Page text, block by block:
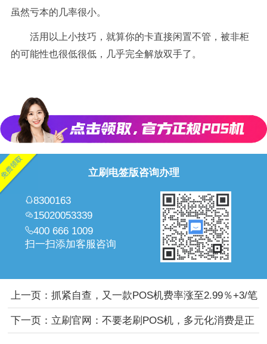
虽然亏本的几率很小。
活用以上小技巧，就算你的卡直接闲置不管，被非柜
的可能性也很低很低，几乎完全解放双手了。
立刷电签版咨询办理
8300163
15020053339
400 666 1009
扫一扫添加客服咨询
上一页： 抓紧自查，又一款POS机费率涨至2.99％+3/笔
＋99元服务费
下一页： 立刷官网：不要老刷POS机，多元化消费是正